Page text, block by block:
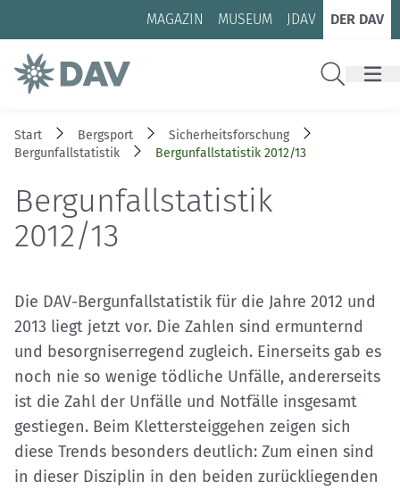
Zum Inhalt
Zur Footer-Navigation
MAGAZIN MUSEUM JDAV DER DAV
Start Bergsport
Sicherheitsforschung
Bergunfallstatistik
Bergunfallstatistik 2012/13
Bergunfallstatistik
2012/13
Die DAV-Bergunfallstatistik für die Jahre 2012 und
2013 liegt jetzt vor. Die Zahlen sind ermunternd
und besorgniserregend zugleich. Einerseits gab es
noch nie so wenige tödliche Unfälle, andererseits
ist die Zahl der Unfälle und Notfälle insgesamt
gestiegen. Beim Klettersteiggehen zeigen sich
diese Trends besonders deutlich: Zum einen sind
in dieser Disziplin in den beiden zurückliegenden